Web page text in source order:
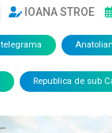
IOANA STROE
telegrama
Republica de sub